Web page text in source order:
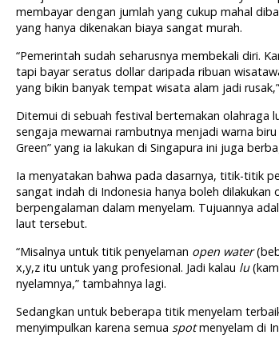
membayar dengan jumlah yang cukup mahal
yang hanya dikenakan biaya sangat murah.
“Pemerintah sudah seharusnya membekali diri.
tapi bayar seratus dollar daripada ribuan
yang bikin banyak tempat wisata alam jadi
Ditemui di sebuah festival bertemakan olahraga
sengaja mewarnai rambutnya menjadi warna
Green” yang ia lakukan di Singapura ini juga
Ia menyatakan bahwa pada dasarnya, titik-titik
sangat indah di Indonesia hanya boleh dilakukan
berpengalaman dalam menyelam. Tujuannya
laut tersebut.
“Misalnya untuk titik penyelaman open water
x,y,z itu untuk yang profesional. Jadi kalau lu
nyelamnya,” tambahnya lagi.
Sedangkan untuk beberapa titik menyelam
menyimpulkan karena semua spotmenyelam di